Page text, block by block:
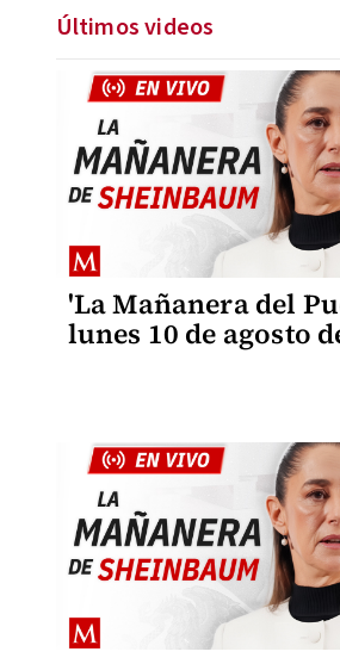
Últimos videos
'La Mañanera del
lunes 10 de agosto